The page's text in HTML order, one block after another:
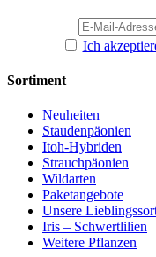
Ich
Sortiment
Neuheiten
Staudenpäonien
Itoh-Hybriden
Strauchpäonien
Wildarten
Paketangebote
Unsere
Iris – Schwertlilien
Weitere Pflanzen